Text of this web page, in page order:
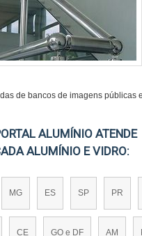
de bancos de imagens públicas
ALUMÍNIO ATENDE
ALUMÍNIO E VIDRO:
MG ES SP PR
CE GO e DF AM